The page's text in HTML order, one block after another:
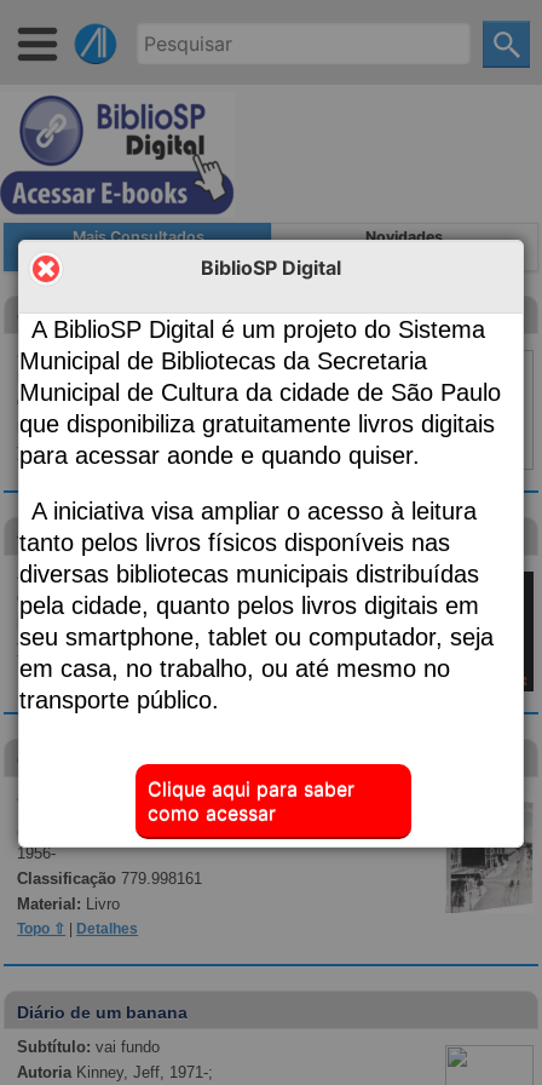
BiblioSP Digital
A BiblioSP Digital é um projeto do Sistema
Municipal de Bibliotecas da Secretaria
Municipal de Cultura da cidade de São Paulo
que disponibiliza gratuitamente livros digitais
para acessar aonde e quando quiser.
A iniciativa visa ampliar o acesso à leitura
tanto pelos livros físicos disponíveis nas
diversas bibliotecas municipais distribuídas
pela cidade, quanto pelos livros digitais em
seu smartphone, tablet ou computador, seja
em casa, no trabalho, ou até mesmo no
transporte público.
Clique aqui para saber
como acessar
Mais Consultados Novidades
Canção para ninar menino grande
Autoria
Evaristo, Conceição, 1946-;
2ª edição
Classificação 869.34
Material:Livro
Topo ⇧|Detalhes
visão das plantas
AutoriaAlmeida, Djaimilia Pereira de, 1982-;
Classificaçãop869.35
Material:
Topo ⇧ |Detalhes
Guilherme Gaensly
Museu da Cidade de São Paulo; Kossoy,
Boris, 1941-; Fernandes Junior, Rubens, 1949-;
Gaensly, Guilherme, 1843-1928.; Segawa, Hugo,
1956-
Classificação779.998161
Material:
Livro
Topo ⇧ Detalhes
Diário de um banana
Subtítulo: vai fundo
Autoria Kinney, Jeff, 1971-;